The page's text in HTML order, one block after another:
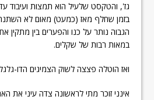
גז', והטקסט שלעיל הוא תמצות ועיבוד
בזמן שחלף מאז (כמעט) מאום לא
הגבוה נותר על כנו והפערים בין
במאות רבות של שקלים.
ואז הוטלה פצצה לשוק הצמיגים הדו-
אינני זוכר מתי לראשונה צדה עיני את